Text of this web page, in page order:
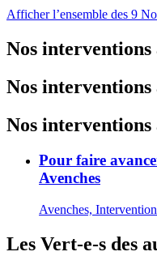
Afficher l’ensemble des 9
Nos interventions
Nos interventions
Nos interventions
Pour faire
Avenches
Avenches,
Les Vert-e-s des